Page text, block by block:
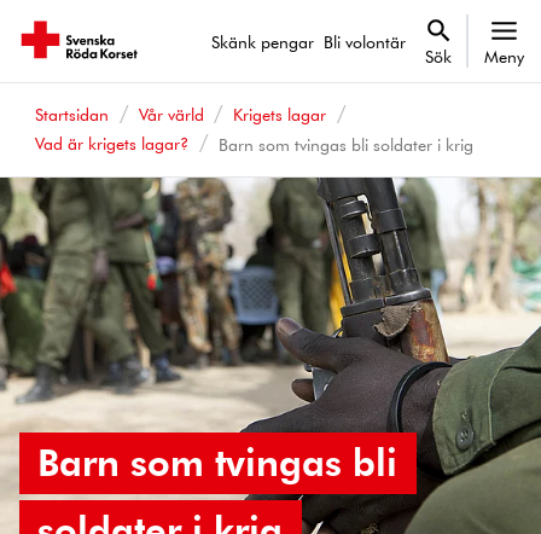
Skänk pengar Bli volontär
Sök Meny
Startsidan Vår värld
Krigets lagar
Vad är krigets lagar?
Barn som tvingas bli soldater i krig
Barn som tvingas bli